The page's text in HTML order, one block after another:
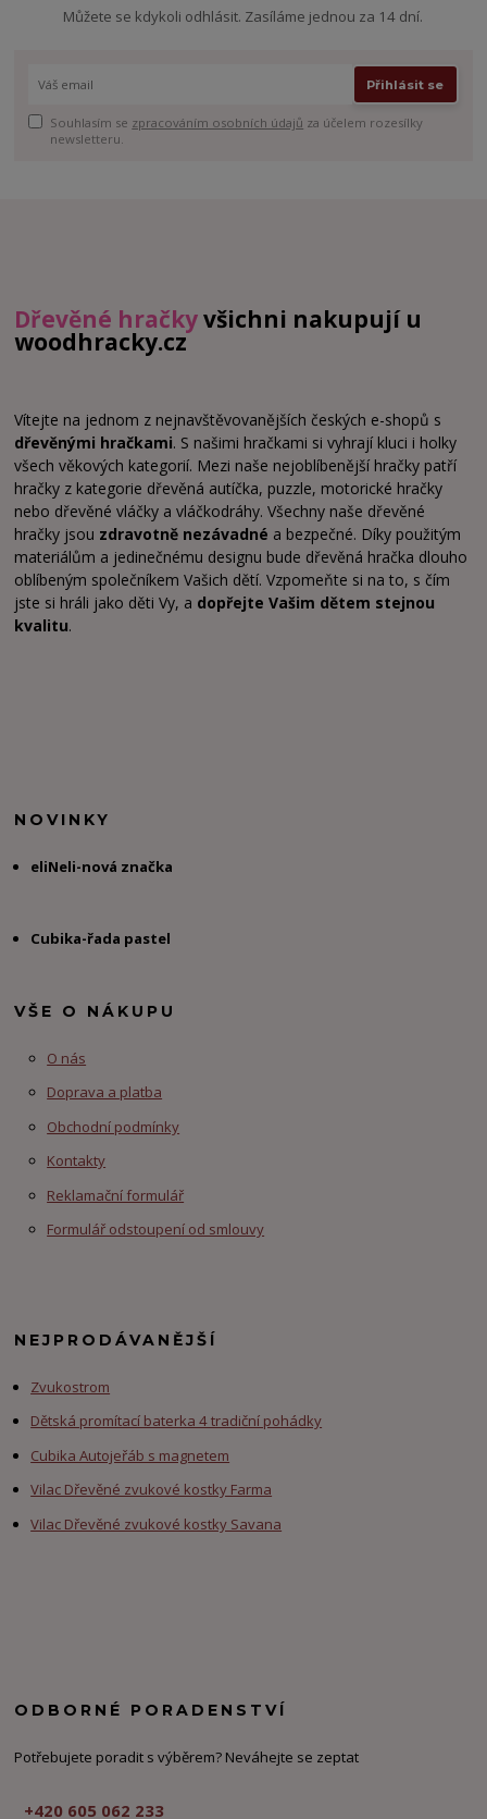
Můžete se kdykoli odhlásit. Zasíláme jednou za 14 dní.
Přihlásit se
Souhlasím se zpracováním osobních údajů za účelem rozesílky
newsletteru.
Dřevěné hračkyvšichni nakupují u
woodhracky.cz
Vítejte na jednom z nejnavštěvovanějších českých e-shopů s
dřevěnými hračkami. S našimi hračkami si vyhrají kluci i holky
všech věkových kategorií. Mezi naše nejoblíbenější hračky patří
hračky z kategorie dřevěná autíčka, puzzle, motorické hračky
nebo dřevěné vláčky a vláčkodráhy. Všechny naše dřevěné
hračky jsou zdravotně nezávadné a bezpečné. Díky použitým
materiálům a jedinečnému designu bude dřevěná hračka dlouho
oblíbeným společníkem Vašich dětí. Vzpomeňte si na to, s čím
jste si hráli jako děti Vy, a dopřejte Vašim dětem stejnou
kvalitu.
NOVINKY
eliNeli-nová značka
Cubika-řada pastel
VŠE O NÁKUPU
O nás
Doprava a platba
Obchodní podmínky
Kontakty
Reklamační formulář
Formulář odstoupení od smlouvy
NEJPRODÁVANĚJŠÍ
Zvukostrom
Dětská promítací baterka 4 tradiční pohádky
Cubika Autojeřáb s magnetem
Vilac Dřevěné zvukové kostky Farma
Vilac Dřevěné zvukové kostky Savana
ODBORNÉ PORADENSTVÍ
Potřebujete poradit s výběrem? Neváhejte se zeptat
+420 605 062 233